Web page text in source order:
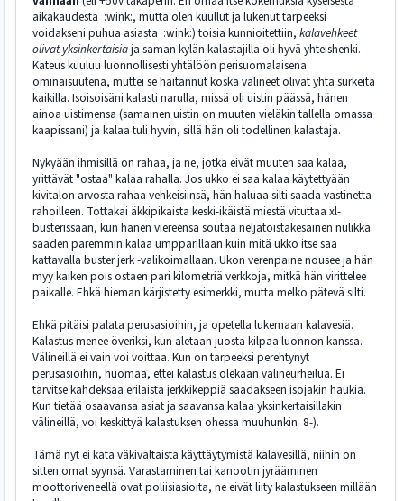
aikakaudesta :wink:, mutta olen kuullut ja lukenut tarpeeksi
voidakseni puhua asiasta :wink:) toisia kunnioitettiin, kalavehkeet
olivat yksinkertaisiaja saman kylän kalastajilla oli hyvä yhteishenki.
Kateus kuuluu luonnollisesti yhtälöön perisuomalaisena
ominaisuutena, muttei se haitannut koska välineet olivat yhtä surkeita
kaikilla. Isoisoisäni kalasti narulla, missä oli uistin päässä, hänen
ainoa uistimensa (samainen uistin on muuten vieläkin tallella omassa
kaapissani) ja kalaa tuli hyvin, sillä hän oli todellinen kalastaja.
Nykyään ihmisillä on rahaa, ja ne, jotka eivät muuten saa kalaa,
yrittävät "ostaa" kalaa rahalla. Jos ukko ei saa kalaa käytettyään
kivitalon arvosta rahaa vehkeisiinsä, hän haluaa silti saada vastinetta
rahoilleen. Tottakai äkkipikaista keski-ikäistä miestä vituttaa xl-
busterissaan, kun hänen viereensä soutaa neljätoistakesäinen nulikka
saaden paremmin kalaa umpparillaan kuin mitä ukko itse saa
kattavalla buster jerk -valikoimallaan. Ukon verenpaine nousee ja hän
myy kaiken pois ostaen pari kilometriä verkkoja, mitkä hän virittelee
paikalle. Ehkä hieman kärjistetty esimerkki, mutta melko pätevä silti.
Ehkä pitäisi palata perusasioihin, ja opetella lukemaan kalavesiä.
Kalastus menee överiksi, kun aletaan juosta kilpaa luonnon kanssa.
Välineillä ei vain voi voittaa. Kun on tarpeeksi perehtynyt
perusasioihin, huomaa, ettei kalastus olekaan välineurheilua. Ei
tarvitse kahdeksaa erilaista jerkkikeppiä saadakseen isojakin haukia.
Kun tietää osaavansa asiat ja saavansa kalaa yksinkertaisillakin
välineillä, voi keskittyä kalastuksen ohessa muuhunkin 8-).
Tämä nyt ei kata väkivaltaista käyttäytymistä kalavesillä, niihin on
sitten omat syynsä. Varastaminen tai kanootin jyrääminen
moottoriveneellä ovat poliisiasioita, ne eivät liity kalastukseen millään